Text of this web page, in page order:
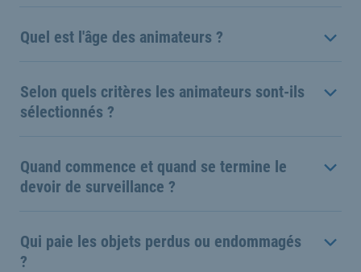
Quel est l'âge des animateurs ?
Selon quels critères les animateurs sont-ils
sélectionnés ?
Quand commence et quand se termine le
devoir de surveillance ?
Qui paie les objets perdus ou endommagés
?